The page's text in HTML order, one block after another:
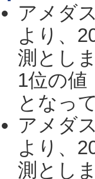
アメダ
より、
測とし
1位の値
となっ
アメダ
より、
測とし